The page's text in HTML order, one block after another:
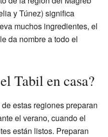
y Túnez) significa
muchos ingredientes, el
da nombre a todo el
Tabil en casa?
estas regiones preparan
el verano, cuando el
están listos. Preparan